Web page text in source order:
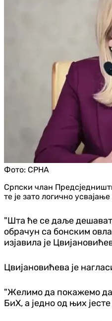
Фото: СРНА
Српски члан
те је зато логично
"Шта ће се даље
обрачун са бонским
изјавила је
Цвијановићева је
"Желимо да покажемо да
БиХ, а једно од њих